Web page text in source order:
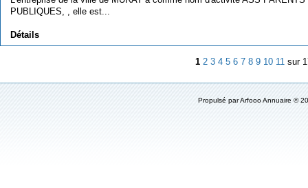
PUBLIQUES, , elle est...
Détails
1 2 3 4 5 6 7 8 9 10 11 sur
Propulsé parArfooo Annuaire ©